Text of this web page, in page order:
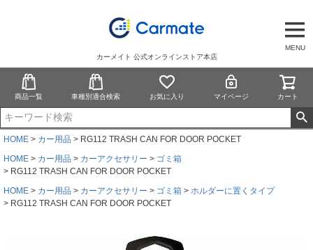
MENU
カーメイト 公式オンラインストア本店
商品一覧 車種別適合検索 お気に入り マイページ カート
HOME カー用品
RG112 TRASH CAN FOR DOOR POCKET
HOME
カー用品 カーアクセサリー
ゴミ箱
RG112 TRASH CAN FOR DOOR POCKET
HOME
カー用品 カーアクセサリー ゴミ箱
ホルダーに置くタイプ
RG112 TRASH CAN FOR DOOR POCKET